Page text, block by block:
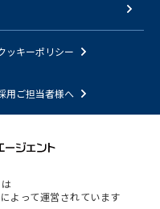
ッキーポリシー
用ご担当者様へ
よって運営されています